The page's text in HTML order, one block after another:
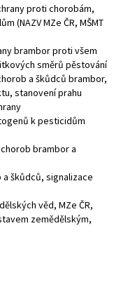
proti chorobám,
(NAZV MZe ČR, MŠMT
brambor proti všem
směrů pěstování
a škůdců brambor,
stanovení prahu
k pesticidům
brambor a
škůdců, signalizace
věd, MZe ČR,
zemědělským,